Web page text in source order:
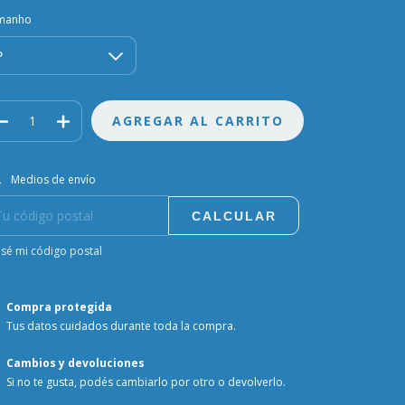
para el CP:
Medios de envío
CALCULAR
mi código postal
Compra protegida
Tus datos cuidados durante toda la compra.
Cambios y devoluciones
Si no te gusta, podés cambiarlo por otro o devolverlo.